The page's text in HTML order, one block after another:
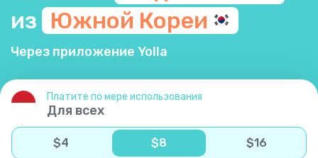
из Южной Кореи
Через приложение Yolla
Платите по мере использования
Для всех
$4 $8 $16